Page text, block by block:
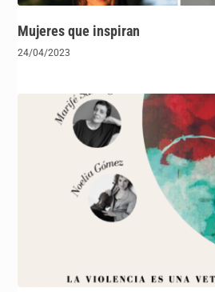
Mujeres que inspiran
24/04/2023